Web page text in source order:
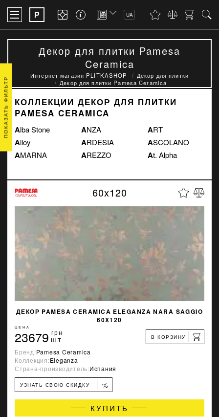
P UA
Декор для плитки Pamesa
Ceramica
Интернет магазин PLITKASHOP
Декор для плитки
Декор для плитки Pamesa Ceramica
КОЛЛЕКЦИИ ДЕКОР ДЛЯ ПЛИТКИ
PAMESA CERAMICA
Alba Stone
Alloy
AMARNA
ANZA
ARDESIA
AREZZO
ART
ASCOLANO
At. Alpha
60x120
ДЕКОР PAMESA CERAMICA ELEGANZA NARA SAGGIO
60X120
ЦЕНА
23679 грн
шт В КОРЗИНУ
Бренд:Pamesa Ceramica
Коллекция:Eleganza
Страна-производитель:Испания
УЗНАТЬ СВОЮ СКИДКУ %
КУПИТЬ
ПОКАЗАТЬ ФИЛЬТР